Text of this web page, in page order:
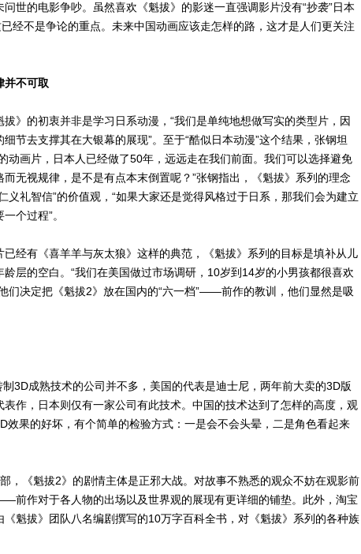
世的电影争吵。虽然喜欢《魁拔》的影迷一直强调影片没有“抄袭”日本
经不是争论的重点。未来中国动画应该走怎样的路，这才是人们更关注
并不可取
的初衷并非是学习日系动漫，“我们是单纯地想做写实的类型片，因
节去支撑其在大银幕的展现”。至于“酷似日本动漫”这个结果，张钢坦
动画片，日本人已经做了50年，远远走在我们前面。我们可以选择避免
无视规律，是不是有点本末倒置呢？”张钢指出，《魁拔》系列的理念
义礼智信”的价值观，“如果大家还是觉得风格过于日系，那我们会为建立
个过程”。
有《喜羊羊与灰太狼》这样的典范，《魁拔》系列的目标是填补从儿
层的空白。“我们在美国做过市场调研，10岁到14岁的小男孩都很喜欢
们决定把《魁拔2》放在国内的“六一档”——前作的教训，他们显然是吸
成熟技术的公司并不多，美国的代表是迪士尼，两年前大卖的3D版
表作，日本则仅有一家公司有此技术。中国的技术达到了怎样的高度，观
效果的好坏，有个简单的检验方式：一是会不会头晕，二是角色看起来
《魁拔2》的剧情主体是正邪大战。对故事不熟悉的观众不妨在观影前
前作对于各人物的出场以及世界观的展现有更详细的铺垫。此外，淘宝
魁拔》团队八名编剧撰写的10万字百科全书，对《魁拔》系列的各种族